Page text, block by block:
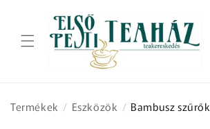
tartalomhoz
Termékek / Eszközök / Bambusz szűrők